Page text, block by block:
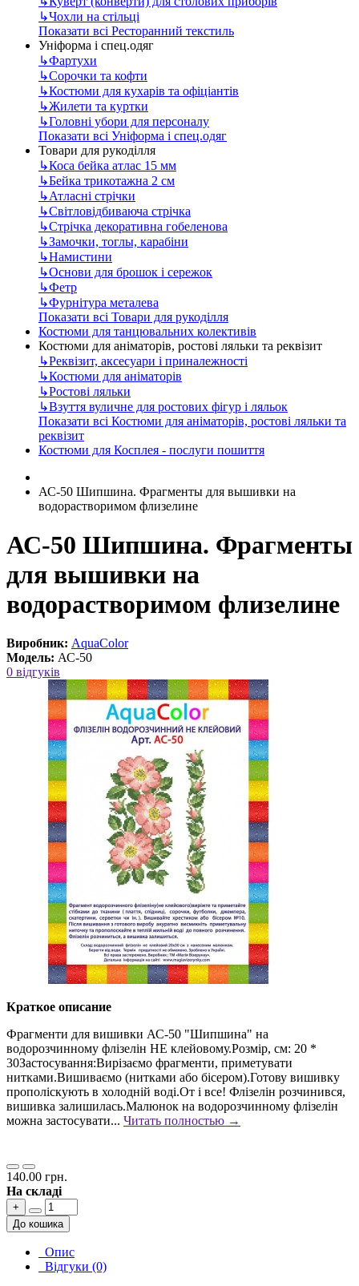
↳Чохли на стільці
Показати всі Ресторанний текстиль
Уніформа і спец.одяг
↳Фартухи
↳Сорочки та кофти
↳Костюми для кухарів та офіціантів
↳Жилети та куртки
↳Головні убори для персоналу
Показати всі Уніформа і спец.одяг
Товари для рукоділля
↳Коса бейка атлас 15 мм
↳Бейка трикотажна 2 см
↳Атласні стрічки
↳Світловідбиваюча стрічка
↳Стрічка декоративна гобеленова
↳Замочки, тоглы, карабіни
↳Намистини
↳Основи для брошок і сережок
↳Фетр
↳Фурнітура металева
Показати всі Товари для рукоділля
Костюми для танцювальних колективів
Костюми для аніматорів, ростові ляльки та реквізит
↳Реквізит, аксесуари і приналежності
↳Костюми для аніматорів
↳Ростові ляльки
↳Взуття вуличне для ростових фігур і ляльок
Показати всі Костюми для аніматорів, ростові ляльки та
реквізит
Костюми для Косплея - послуги пошиття
АС-50 Шипшина. Фрагменты для вышивки на
водорастворимом флизелине
АС-50 Шипшина. Фрагменты
для вышивки на
водорастворимом флизелине
Виробник: AquaColor
Модель: АС-50
0 відгуків
Краткое описание
Фрагменти для вишивки АС-50 "Шипшина" на
водорозчинному флізелін НЕ клейовому.Розмір, см: 20 *
30Застосування:Вирізаємо фрагменти, приметувати
нитками.Вишиваємо (нитками або бісером).Готову вишивку
прополіскують в холодній воді.От і все! Флізелін розчинився,
вишивка залишилась.Малюнок на водорозчинному флізелін
можна застосувати... Читать полностью →
140.00 грн.
На складі
+
До кошика
Опис
Відгуки (0)